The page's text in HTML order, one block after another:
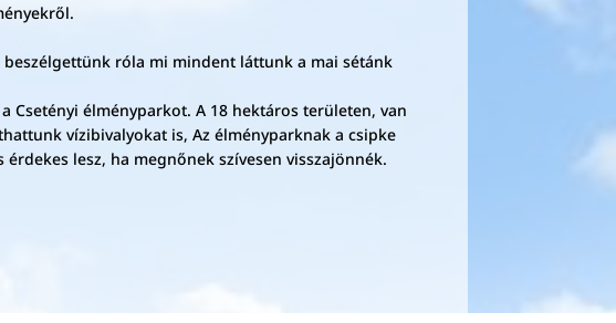
róla mi mindent láttunk a mai sétánk
élményparkot. A 18 hektáros területen, van
vízibivalyokat is, Az élményparknak a csipke
lesz, ha megnőnek szívesen visszajönnék.